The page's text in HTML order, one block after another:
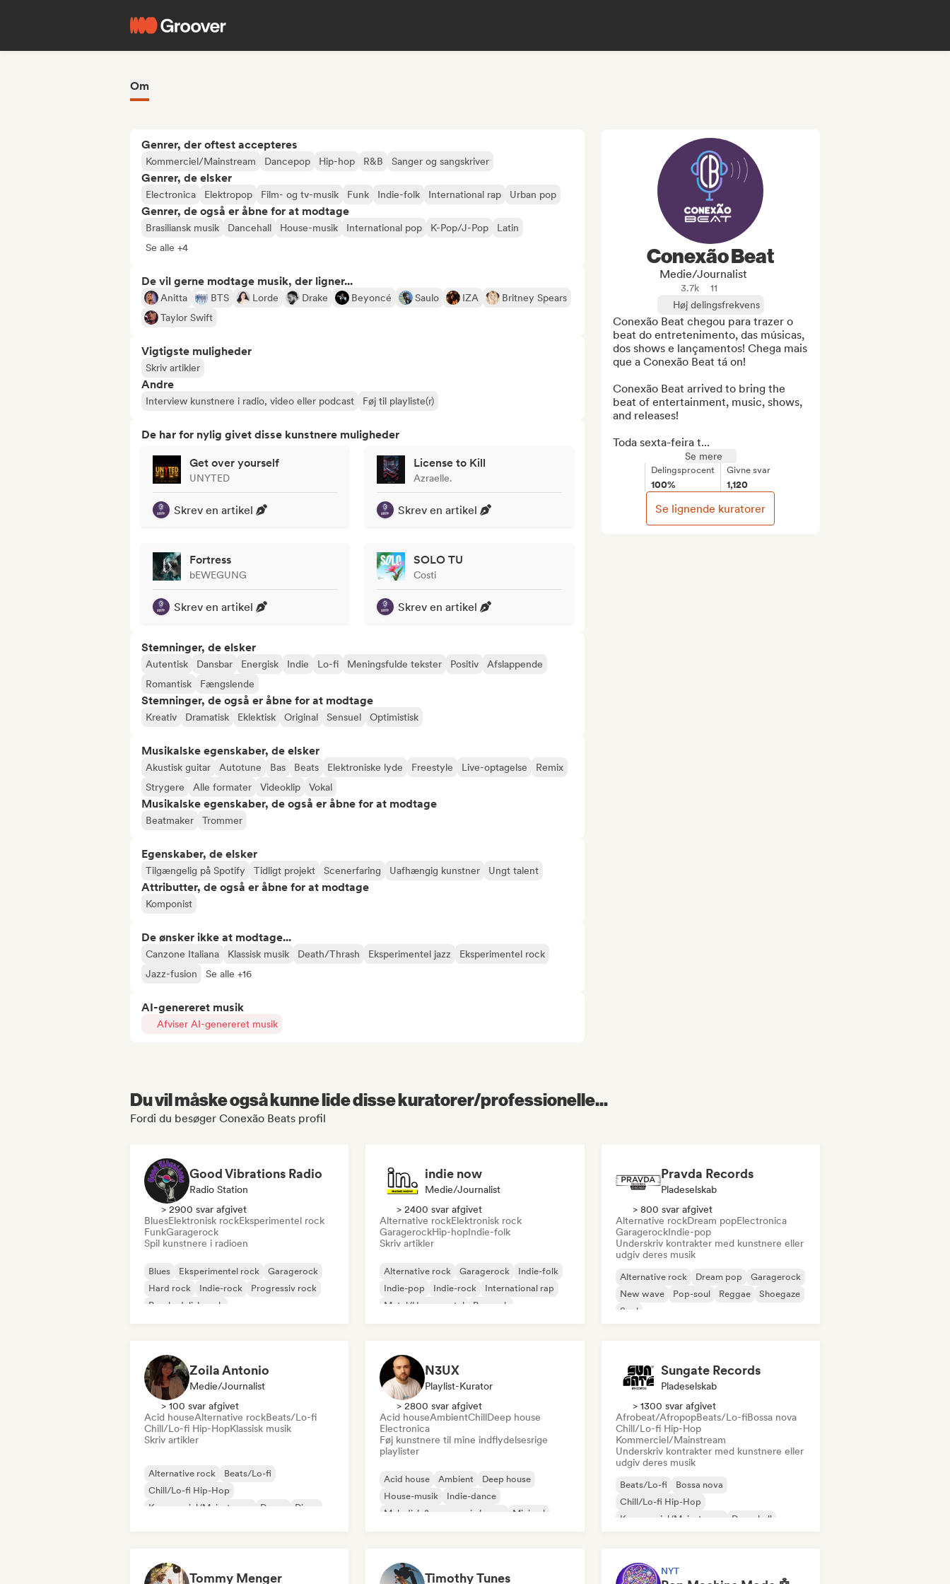
Om
Genrer, der oftest accepteres
Kommerciel/Mainstream Dancepop Hip-hop R&B Sanger og sangskriver
Genrer, de elsker
Electronica Elektropop Film- og tv-musik Funk Indie-folk International rap Urban pop
Genrer, de også er åbne for at modtage
Brasiliansk musik Dancehall House-musik International pop K-Pop/J-Pop
Latin
Se alle +4
De vil gerne modtage musik, der ligner...
Anitta BTS Lorde Drake Beyoncé Saulo IZA
Britney Spears
Taylor Swift
Vigtigste muligheder
Skriv artikler
Andre
Interview kunstnere i radio, video eller podcast Føj til playliste(r)
De har for nylig givet disse kunstnere muligheder
Get over yourself
UNYTED
Skrev en artikel
License to Kill
Azraelle.
Skrev en artikel
Fortress
bEWEGUNG
Skrev en artikel
SOLO TU
Costi
Skrev en artikel
Stemninger, de elsker
Autentisk Dansbar Energisk Indie Lo-fi Meningsfulde tekster Positiv
Afslappende
Romantisk
Fængslende
Stemninger, de også er åbne for at modtage
Kreativ Dramatisk Eklektisk Original Sensuel Optimistisk
Musikalske egenskaber, de elsker
Akustisk guitar Autotune Bas Beats Elektroniske lyde Freestyle Live-optagelse
Remix
Strygere
Alle formater Videoklip Vokal
Musikalske egenskaber, de også er åbne for at modtage
Beatmaker Trommer
Egenskaber, de elsker
Tilgængelig på Spotify Tidligt projekt Scenerfaring Uafhængig kunstner Ungt talent
Attributter, de også er åbne for at modtage
Komponist
De ønsker ikke at modtage...
Canzone Italiana Klassisk musik Death/Thrash Eksperimentel jazz
Eksperimentel rock
Jazz-fusion
Se alle +16
AI-genereret musik
Afviser AI-genereret musik
Conexão Beat
Medie/journalist
3.7k
11
Høj delingsfrekvens
Conexão Beat chegou para trazer o
beat do entretenimento, das músicas,
dos shows e lançamentos! Chega mais
que a Conexão Beat tá on!
Conexão Beat arrived to bring the
beat of entertainment, music, shows,
and releases!
Toda sexta-feira t...
Se mere
Delingsprocent
100%
Givne svar
1,120
Se lignende kuratorer
Du vil måske også kunne lide disse kuratorer/professionelle...
Fordi du besøger Conexão Beats profil
Good Vibrations Radio
Radio Station
> 2900 svar afgivet
BluesElektronisk rockEksperimentel rock
FunkGaragerock
Spil kunstnere i radioen
Blues Eksperimentel rock
Garagerock
Hard rock
Indie-rock
Progressiv rock
Psychedelisk rock
indie now
Medie/journalist
> 2400 svar afgivet
Alternative rockElektronisk rock
GaragerockHip-hopIndie-folk
Skriv artikler
Alternative rock Garagerock
Indie-folk
Indie-pop
Indie-rock
International rap
Metal/Heavy metal
Poprock
Pravda Records
Pladeselskab
> 800 svar afgivet
Alternative rockDream popElectronica
GaragerockIndie-pop
Underskriv kontrakter med kunstnere eller
udgiv deres musik
Alternative rock Dream pop
Garagerock
New wave
Pop-soul Reggae
Shoegaze
Soul
Zoila Antonio
Medie/journalist
> 100 svar afgivet
Acid houseAlternative rockBeats/Lo-fi
Chill/Lo-fi Hip-HopKlassisk musik
Skriv artikler
Alternative rock
Beats/Lo-fi
Chill/Lo-fi Hip-Hop
Kommerciel/Mainstream
Dance
Disco
N3UX
Playlist-Kurator
> 2800 svar afgivet
Acid houseAmbientChillDeep house
Electronica
Føj kunstnere til mine indflydelsesrige
playlister
Acid house Ambient
Deep house
House-musik
Indie-dance
Melodisk & progressiv house
Minimal
Sungate Records
Pladeselskab
> 1300 svar afgivet
Afrobeat/AfropopBeats/Lo-fiBossa nova
Chill/Lo-fi Hip-Hop
Kommerciel/Mainstream
Underskriv kontrakter med kunstnere eller
udgiv deres musik
Beats/Lo-fi
Bossa nova
Chill/Lo-fi Hip-Hop
Kommerciel/Mainstream
Dancehall
Tommy Menger Timothy Tunes NYT